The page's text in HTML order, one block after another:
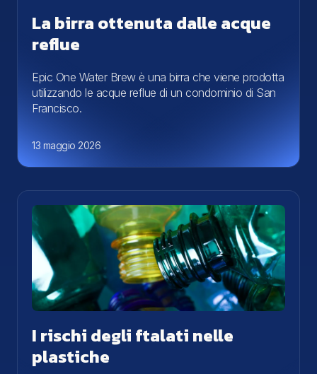
La birra ottenuta dalle acque
reflue
Epic One Water Brew è una birra che viene prodotta
utilizzando le acque reflue di un condominio di San
Francisco.
13 maggio 2026
I rischi degli ftalati nelle
plastiche